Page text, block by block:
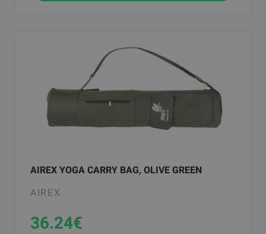
AIREX YOGA CARRY BAG, OLIVE GREEN
AIREX
36.24€